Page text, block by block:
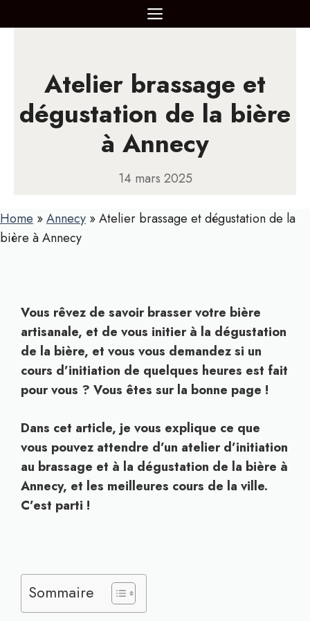
au
MENU
Atelier brassage et
dégustation de la bière
à Annecy
14 mars 2025
Home »Annecy »Atelier brassage et dégustation de la
bière à Annecy
Vous rêvez de savoir brasser votre bière
artisanale, et de vous initier à la dégustation
de la bière, et vous vous demandez si un
cours d’initiation de quelques heures est fait
pour vous ? Vous êtes sur la bonne page !
Dans cet article, je vous explique ce que
vous pouvez attendre d’un atelier d’initiation
au brassage et à la dégustation de la bière à
Annecy, et les meilleures cours de la ville.
C’est parti !
Sommaire